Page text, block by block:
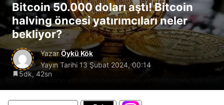
Bitcoin 50.000 doları aştı! Bitcoin halving öncesi yatırımcıları neler bekliyor?
Bitcoin 50.000 doları aştı! Bitcoin
halving öncesi yatırımcıları neler
bekliyor?
YazarÖykü Kök
Yayın Tarihi 13 Şubat 2024, 00:14
5dk, 42sn